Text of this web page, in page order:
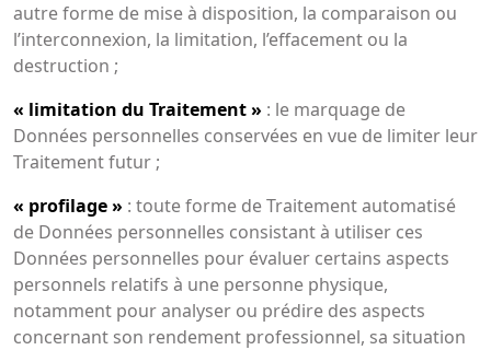
autre forme de mise à disposition, la comparaison ou
l’interconnexion, la limitation, l’effacement ou la
destruction ;
« limitation du Traitement » : le marquage de
Données personnelles conservées en vue de limiter leur
Traitement futur ;
« profilage » : toute forme de Traitement automatisé
de Données personnelles consistant à utiliser ces
Données personnelles pour évaluer certains aspects
personnels relatifs à une personne physique,
notamment pour analyser ou prédire des aspects
concernant son rendement professionnel, sa situation